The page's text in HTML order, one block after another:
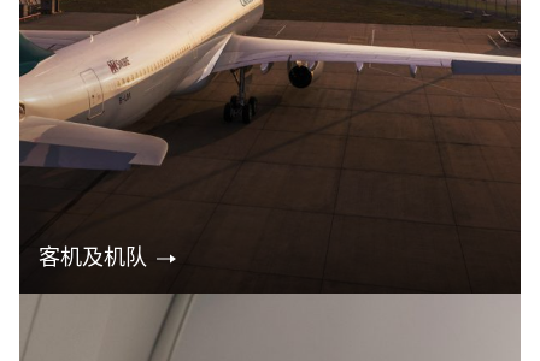
客机及机队